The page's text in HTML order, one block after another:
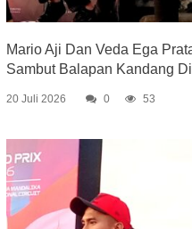
Mario Aji Dan Veda Ega
Sambut Balapan Kandang
20 Juli 2026 0 53